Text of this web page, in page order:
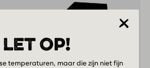
LET OP!
temperaturen, maar die zijn niet fijn